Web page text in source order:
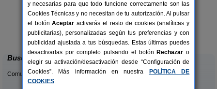
10-20+3 pers.
desde55 €
Caserío Las Cañadas
Muñopedro (Segovia)
Buscar
Comunidades:
y necesarias para que todo funcione correctamente son las
Cookies Técnicas y no necesitan de tu autorización. Al pulsar
el botónAceptar activarás el resto de cookies (analíticas y
publicitarias), personalizadas según tus preferencias y con
publicidad ajustada a tus búsquedas. Estas últimas puedes
desactivarlas por completo pulsando el botón Rechazar o
elegir su activación/desactivación desde “Configuración de
Cookies”. Más información en nuestra
POLÍTICA DE
COOKIES.